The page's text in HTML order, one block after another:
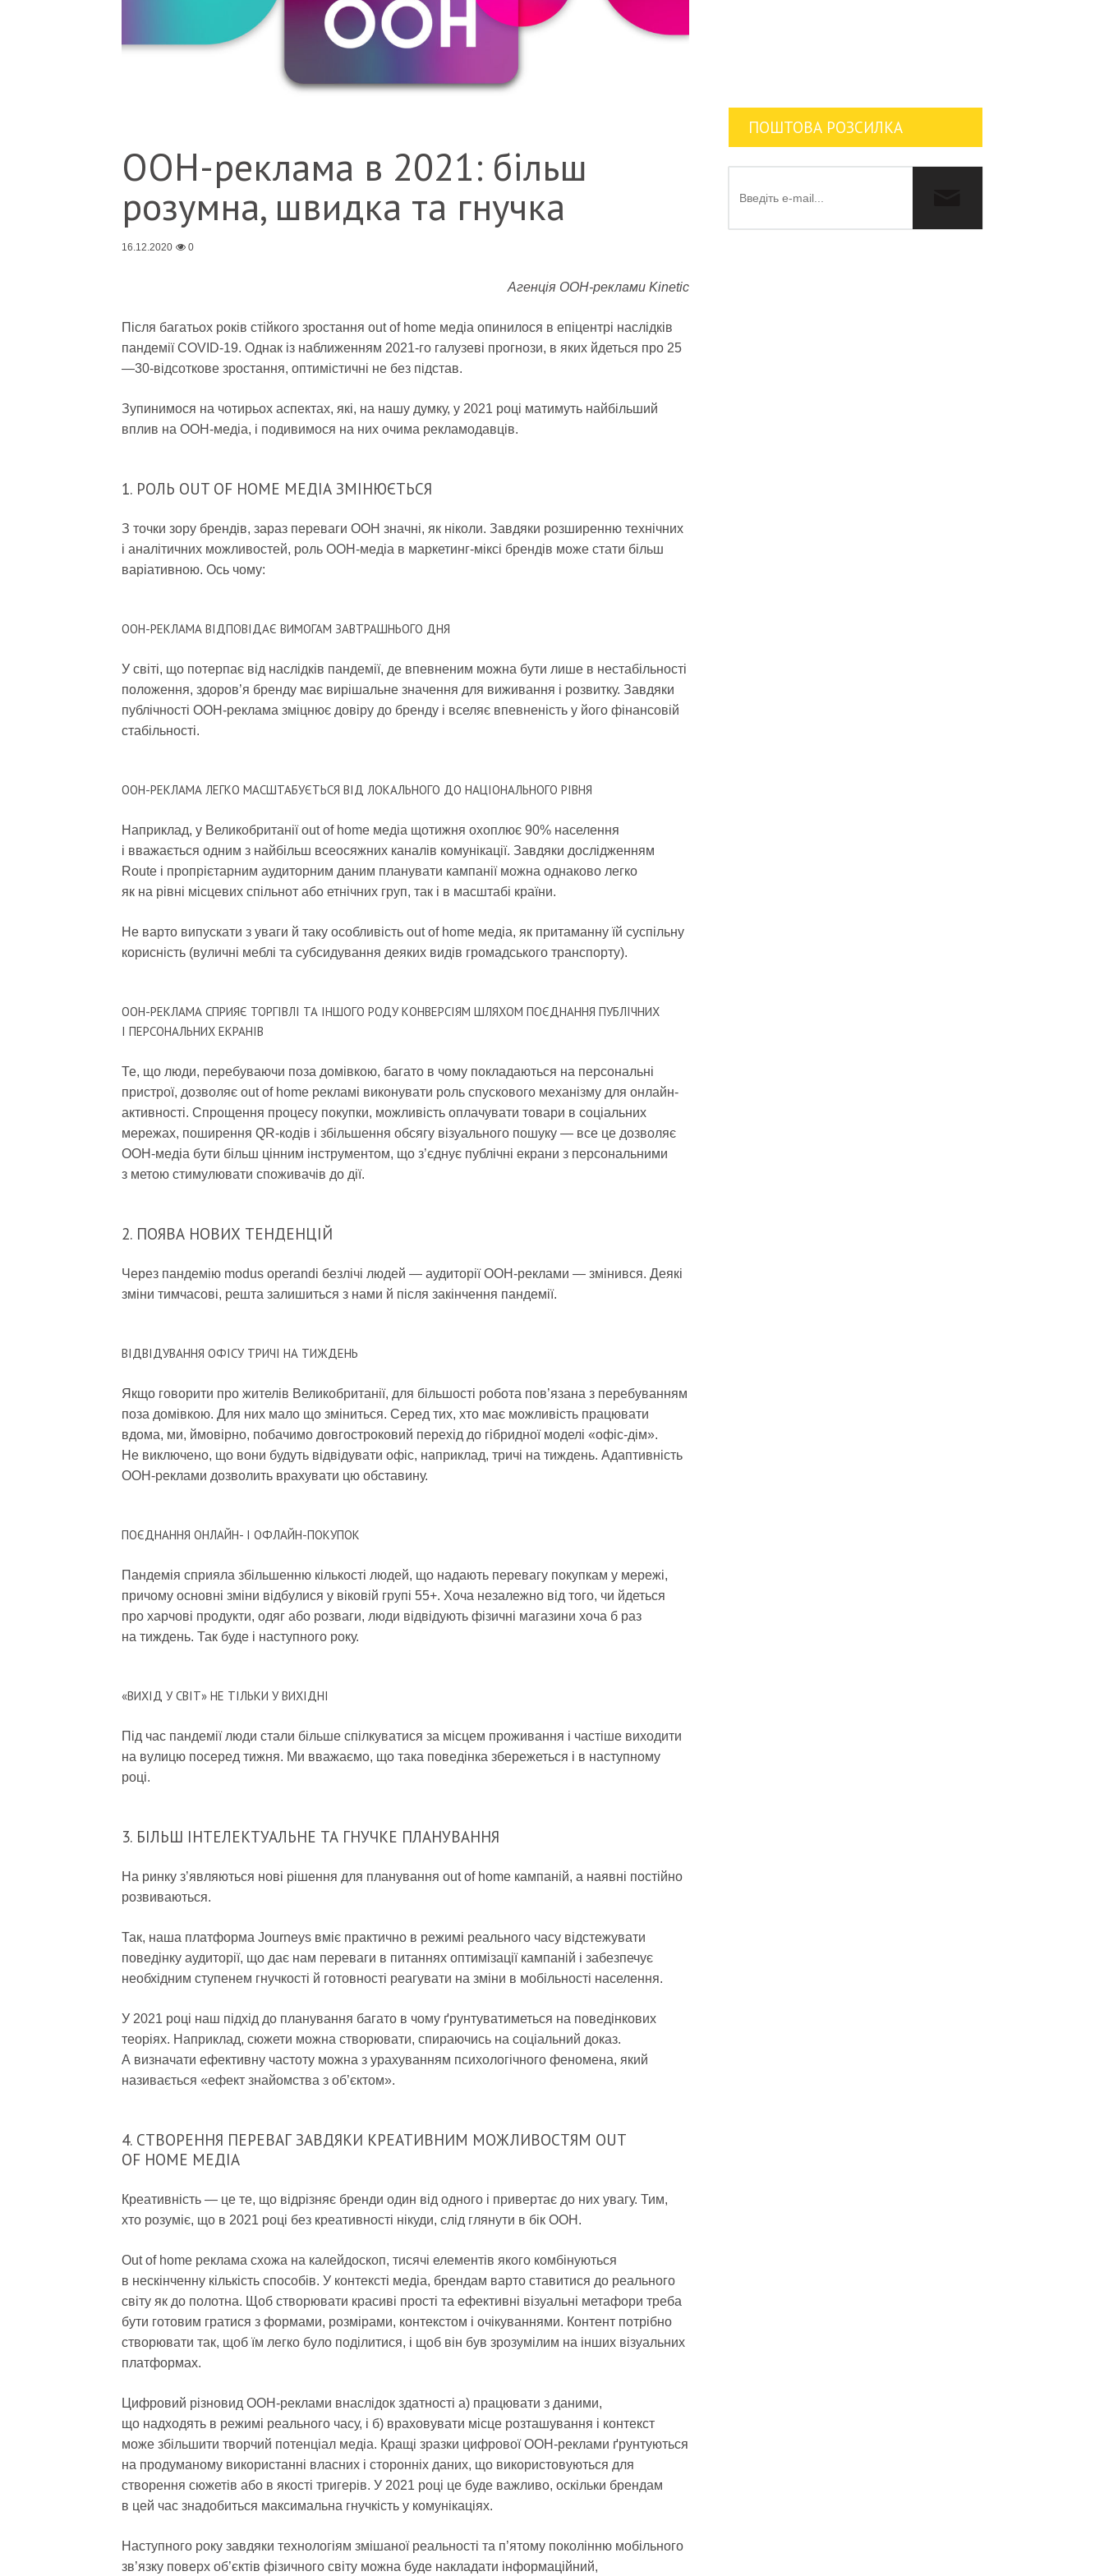
OOH-реклама в 2021: більш
розумна, швидка та гнучка
16.12.2020 0
Агенція OOH-реклами Kinetic
Після багатьох років стійкого зростання out of home медіа опинилося в епіцентрі наслідків
пандемії COVID-19. Однак із наближенням 2021-го галузеві прогнози, в яких йдеться про 25
—30-відсоткове зростання, оптимістичні не без підстав.
Зупинимося на чотирьох аспектах, які, на нашу думку, у 2021 році матимуть найбільший
вплив на OOH-медіа, і подивимося на них очима рекламодавців.
1. РОЛЬ OUT OF HOME МЕДІА ЗМІНЮЄТЬСЯ
З точки зору брендів, зараз переваги OOH значні, як ніколи. Завдяки розширенню технічних
і аналітичних можливостей, роль OOH-медіа в маркетинг-міксі брендів може стати більш
варіативною. Ось чому:
OOH-РЕКЛАМА ВІДПОВІДАЄ ВИМОГАМ ЗАВТРАШНЬОГО ДНЯ
У світі, що потерпає від наслідків пандемії, де впевненим можна бути лише в нестабільності
положення, здоров’я бренду має вирішальне значення для виживання і розвитку. Завдяки
публічності OOH-реклама зміцнює довіру до бренду і вселяє впевненість у його фінансовій
стабільності.
OOH-РЕКЛАМА ЛЕГКО МАСШТАБУЄТЬСЯ ВІД ЛОКАЛЬНОГО ДО НАЦІОНАЛЬНОГО РІВНЯ
Наприклад, у Великобританії out of home медіа щотижня охоплює 90% населення
і вважається одним з найбільш всеосяжних каналів комунікації. Завдяки дослідженням
Route і пропрієтарним аудиторним даним планувати кампанії можна однаково легко
як на рівні місцевих спільнот або етнічних груп, так і в масштабі країни.
Не варто випускати з уваги й таку особливість out of home медіа, як притаманну їй суспільну
корисність (вуличні меблі та субсидування деяких видів громадського транспорту).
OOH-РЕКЛАМА СПРИЯЄ ТОРГІВЛІ ТА ІНШОГО РОДУ КОНВЕРСІЯМ ШЛЯХОМ ПОЄДНАННЯ ПУБЛІЧНИХ
І ПЕРСОНАЛЬНИХ ЕКРАНІВ
Те, що люди, перебуваючи поза домівкою, багато в чому покладаються на персональні
пристрої, дозволяє out of home рекламі виконувати роль спускового механізму для онлайн-
активності. Спрощення процесу покупки, можливість оплачувати товари в соціальних
мережах, поширення QR-кодів і збільшення обсягу візуального пошуку — все це дозволяє
OOH-медіа бути більш цінним інструментом, що з’єднує публічні екрани з персональними
з метою стимулювати споживачів до дії.
2. ПОЯВА НОВИХ ТЕНДЕНЦІЙ
Через пандемію modus operandi безлічі людей — аудиторії OOH-реклами — змінився. Деякі
зміни тимчасові, решта залишиться з нами й після закінчення пандемії.
ВІДВІДУВАННЯ ОФІСУ ТРИЧІ НА ТИЖДЕНЬ
Якщо говорити про жителів Великобританії, для більшості робота пов’язана з перебуванням
поза домівкою. Для них мало що зміниться. Серед тих, хто має можливість працювати
вдома, ми, ймовірно, побачимо довгостроковий перехід до гібридної моделі «офіс-дім».
Не виключено, що вони будуть відвідувати офіс, наприклад, тричі на тиждень. Адаптивність
OOH-реклами дозволить врахувати цю обставину.
ПОЄДНАННЯ ОНЛАЙН- І ОФЛАЙН-ПОКУПОК
Пандемія сприяла збільшенню кількості людей, що надають перевагу покупкам у мережі,
причому основні зміни відбулися у віковій групі 55+. Хоча незалежно від того, чи йдеться
про харчові продукти, одяг або розваги, люди відвідують фізичні магазини хоча б раз
на тиждень. Так буде і наступного року.
«ВИХІД У СВІТ» НЕ ТІЛЬКИ У ВИХІДНІ
Під час пандемії люди стали більше спілкуватися за місцем проживання і частіше виходити
на вулицю посеред тижня. Ми вважаємо, що така поведінка збережеться і в наступному
році.
3. БІЛЬШ ІНТЕЛЕКТУАЛЬНЕ ТА ГНУЧКЕ ПЛАНУВАННЯ
На ринку з’являються нові рішення для планування out of home кампаній, а наявні постійно
розвиваються.
Так, наша платформа Journeys вміє практично в режимі реального часу відстежувати
поведінку аудиторії, що дає нам переваги в питаннях оптимізації кампаній і забезпечує
необхідним ступенем гнучкості й готовності реагувати на зміни в мобільності населення.
У 2021 році наш підхід до планування багато в чому ґрунтуватиметься на поведінкових
теоріях. Наприклад, сюжети можна створювати, спираючись на соціальний доказ.
А визначати ефективну частоту можна з урахуванням психологічного феномена, який
називається «ефект знайомства з об’єктом».
4. СТВОРЕННЯ ПЕРЕВАГ ЗАВДЯКИ КРЕАТИВНИМ МОЖЛИВОСТЯМ OUT
OF HOME МЕДІА
Креативність — це те, що відрізняє бренди один від одного і привертає до них увагу. Тим,
хто розуміє, що в 2021 році без креативності нікуди, слід глянути в бік OOH.
Out of home реклама схожа на калейдоскоп, тисячі елементів якого комбінуються
в нескінченну кількість способів. У контексті медіа, брендам варто ставитися до реального
світу як до полотна. Щоб створювати красиві прості та ефективні візуальні метафори треба
бути готовим гратися з формами, розмірами, контекстом і очікуваннями. Контент потрібно
створювати так, щоб їм легко було поділитися, і щоб він був зрозумілим на інших візуальних
платформах.
Цифровий різновид OOH-реклами внаслідок здатності а) працювати з даними,
що надходять в режимі реального часу, і б) враховувати місце розташування і контекст
може збільшити творчий потенціал медіа. Кращі зразки цифрової OOH-реклами ґрунтуються
на продуманому використанні власних і сторонніх даних, що використовуються для
створення сюжетів або в якості тригерів. У 2021 році це буде важливо, оскільки брендам
в цей час знадобиться максимальна гнучкість у комунікаціях.
Наступного року завдяки технологіям змішаної реальності та п’ятому поколінню мобільного
зв’язку поверх об’єктів фізичного світу можна буде накладати інформаційний,
ПОШТОВА РОЗСИЛКА